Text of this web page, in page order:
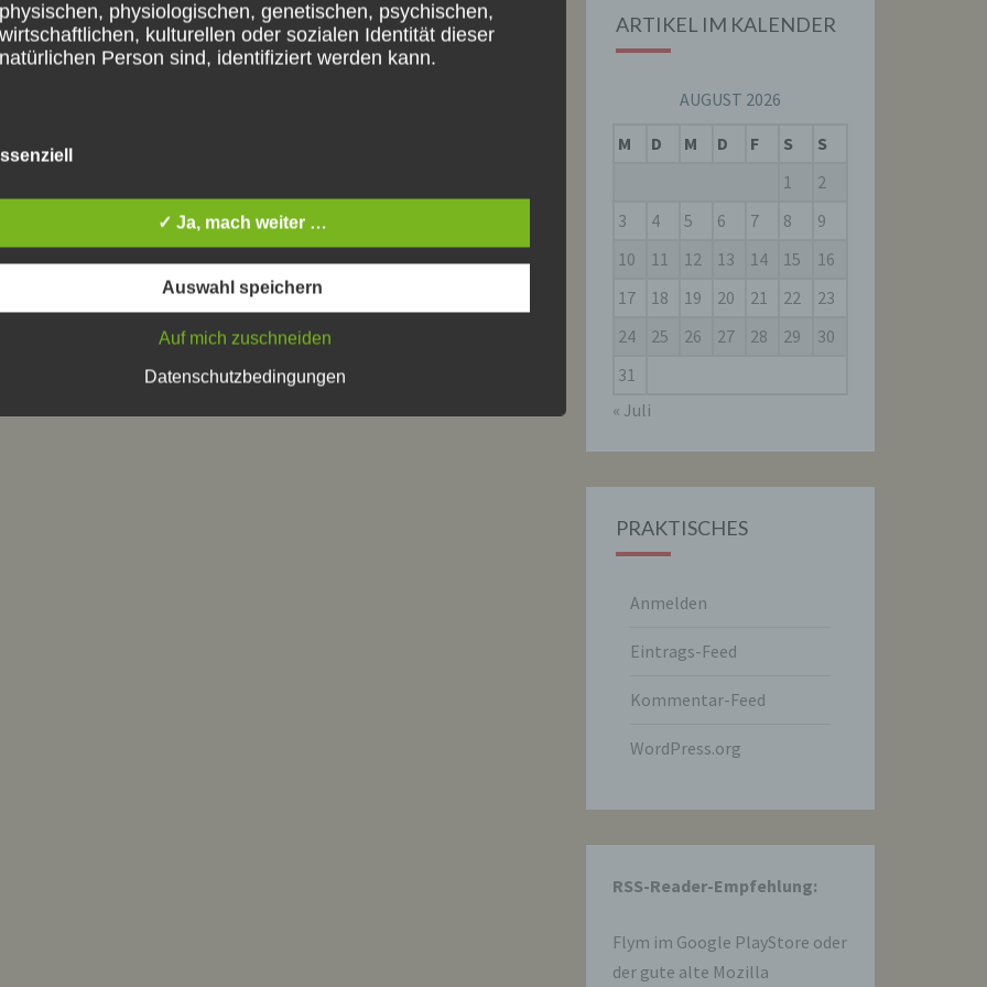
ARTIKEL IM KALENDER
AUGUST 2026
M
D M D F S
S
1
2
3
4 5 6 7 8
9
10
11 12 13 14 15
16
17
18 19 20 21 22
23
24
25 26 27 28 29
30
31
« Juli
PRAKTISCHES
Anmelden
Eintrags-Feed
Kommentar-Feed
WordPress.org
RSS-Reader-Empfehlung:
Flym im Google PlayStore oder
der gute alte Mozilla
physischen, physiologischen, genetischen, psychischen,
wirtschaftlichen, kulturellen oder sozialen Identität dieser
natürlichen Person sind, identifiziert werden kann.
Betroffene Person ist jede identifizierte oder identifizierbare
natürliche Person, deren personenbezogene Daten von dem
für die Verarbeitung Verantwortlichen verarbeitet werden.
Verarbeitung ist jeder mit oder ohne Hilfe automatisierter
✓ Ja, mach weiter …
Auswahl speichern
Auf mich zuschneiden
Datenschutzbedingungen